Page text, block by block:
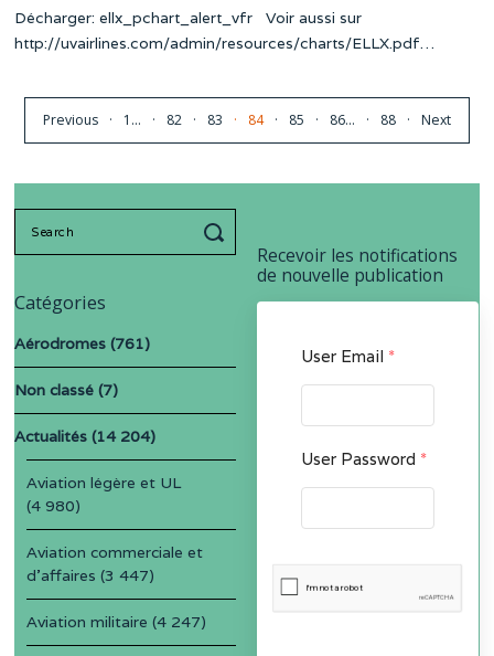
Décharger: ellx_pchart_alert_vfr Voir aussi sur
http://uvairlines.com/admin/resources/charts/ELLX.pdf…
Previous 1 … 82 83 84 85 86… 88 Next
Recevoir les notifications
de nouvelle publication
User Email *
User Password *
Catégories
Aérodromes (761)
Non classé (7)
Actualités (14 204)
Aviation légère et UL
(4 980)
Aviation commerciale et
d'affaires (3 447)
Aviation militaire (4 247)